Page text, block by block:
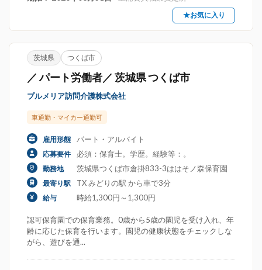
★お気に入り
茨城県 つくば市
／ パート労働者／ 茨城県 つくば市
プルメリア訪問介護株式会社
車通勤・マイカー通勤可
雇用形態 パート・アルバイト
応募要件 必須：保育士。学歴。経験等：。
勤務地 茨城県つくば市倉掛833-3ははそノ森保育園
最寄り駅 TX みどりの駅 から車で3分
給与 時給1,300円～1,300円
認可保育園での保育業務。0歳から5歳の園児を受け入れ、年
齢に応じた保育を行います。園児の健康状態をチェックしな
がら、遊びを通...